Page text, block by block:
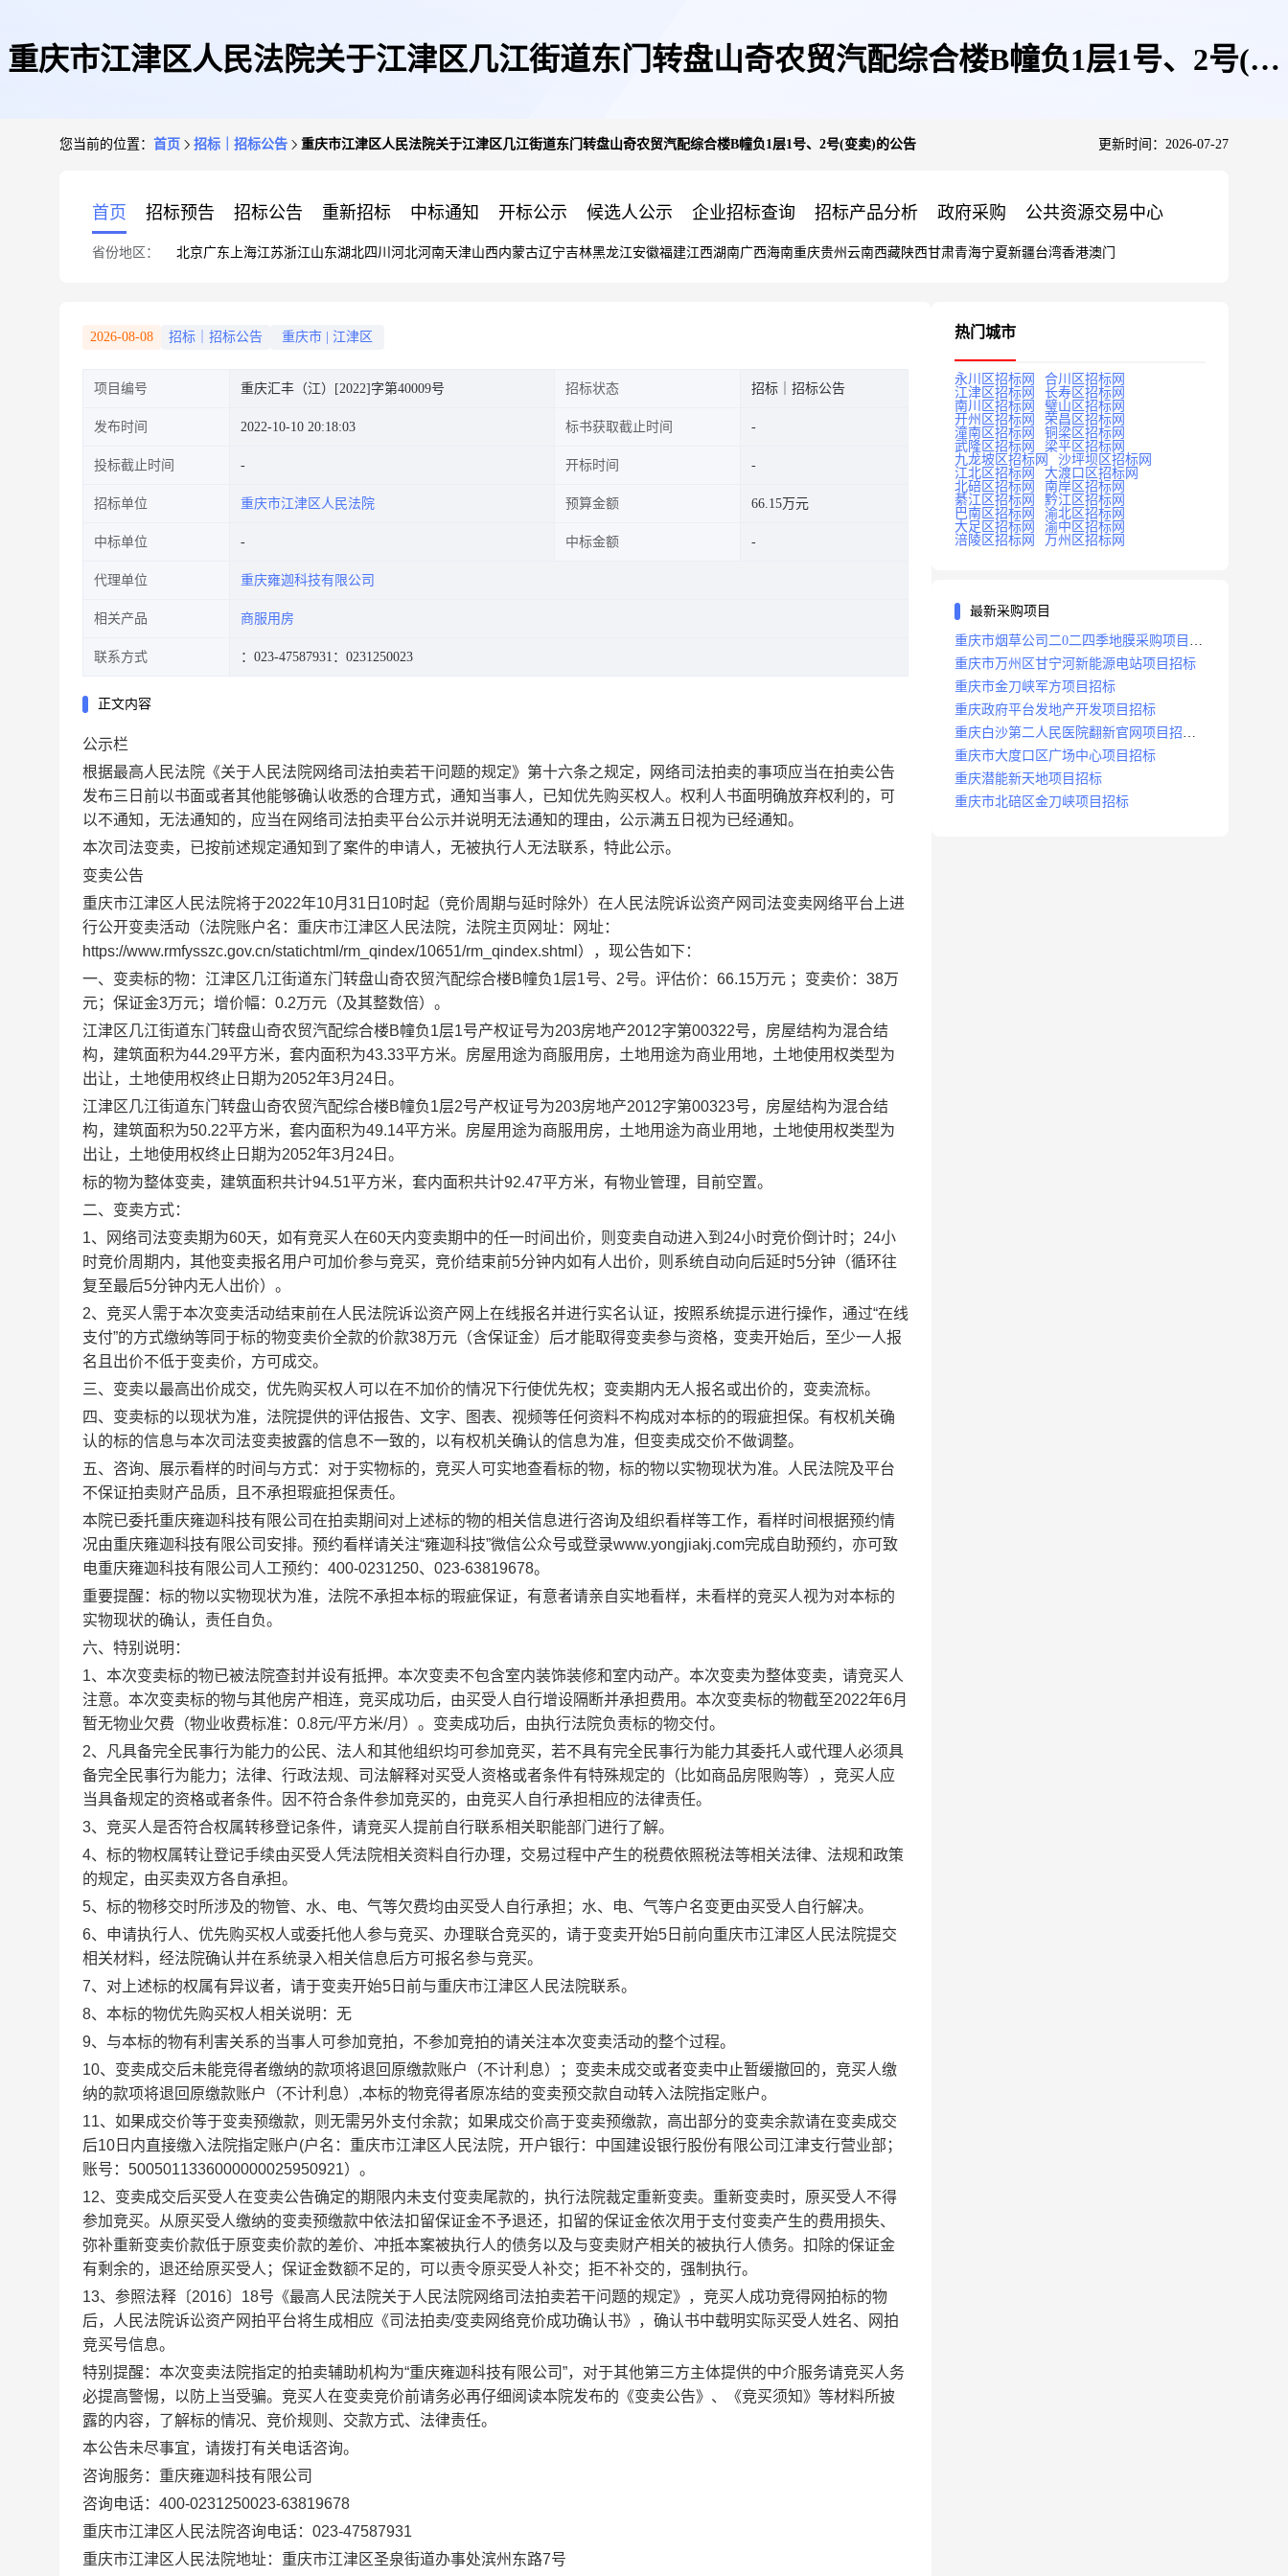
重庆市江津区人民法院关于江津区几江街道东门转盘山奇农贸汽配综合楼B幢负1层1号、2号(变
您当前的位置： 首页 招标｜招标公告 重庆市江津区人民法院关于江津区几江街道东门转盘山奇农贸汽配综合楼B幢负1层1号、2号(变卖)的公告 更新时间：2026-07-27
首页 招标预告 招标公告 重新招标 中标通知 开标公示 候选人公示 企业招标查询 招标产品分析 政府采购 公共资源交易中心
省份地区： 北京广东 上海江苏浙江山东湖北四川 河北河南天津山西内蒙古辽宁吉林黑龙江安徽福建江西湖南广西海南重庆贵州 云南西藏陕西甘肃青海宁夏新疆台湾香港澳门
2026-08-08 招标｜招标公告 重庆市 江津区
项目编号 重庆汇丰（江）[2022]字第40009号 招标状态 招标｜招标公告
发布时间 2022-10-10 20:18:03 标书获取截止时间
投标截止时间 开标时间
招标单位 重庆市江津区人民法院 预算金额 66.15万元
中标单位 中标金额
代理单位 重庆雍迦科技有限公司
相关产品 商服用房
联系方式 ：023-47587931 ：0231250023
正文内容
公示栏
根据最高人民法院《关于人民法院网络司法拍卖若干问题的规定》第十六条之规定，网络司法拍卖的事项应当在拍卖公告
发布三日前以书面或者其他能够确认收悉的合理方式，通知当事人，已知优先购买权人。权利人书面明确放弃权利的，可
以不通知，无法通知的，应当在网络司法拍卖平台公示并说明无法通知的理由，公示满五日视为已经通知。
本次司法变卖，已按前述规定通知到了案件的申请人， 无被执行人无法联系，特此公示。
变卖公告
重庆市江津区人民法院将于2022年10月 31 日 10时起 （竞价周期与延时除外）在人民法院诉讼资产网司法变卖网络平台上进
行公开变卖活动（法院账户名：重庆市江津区人民法院，法院主页网址：网址：
https://www.rmfysszc.gov.cn/statichtml/rm_qindex/10651/rm_qindex.shtml），现公告如下：
一、 变卖标的物：江津区几江街道东门转盘山奇农贸汽配综合楼B幢负1层1号、2号。 评估价： 66.15万元 ； 变卖价： 38万
元；保证金3万元；增价幅： 0.2万元（及其整数倍）。
江津区几江街道东门转盘山奇农贸汽配综合楼B幢负1层1号产权证号为203房地产2012字第00322号，房屋结构为混合结
构，建筑面积为44.29平方米，套内面积为43.33平方米。房屋用途为商服用房，土地用途为商业用地，土地使用权类型为
出让，土地使用权终止日期为2052年3月24日。
江津区几江街道东门转盘山奇农贸汽配综合楼B幢负1层2号产权证号为203房地产2012字第00323号，房屋结构为混合结
构，建筑面积为50.22平方米，套内面积为49.14平方米。房屋用途为商服用房，土地用途为商业用地，土地使用权类型为
出让，土地使用权终止日期为2052年3月24日 。
标的物为整体变卖，建筑面积共计94.51平方米，套内面积共计92.47平方米，有物业管理，目前空置。
二、变卖方式：
1、
网络司法变卖期为60天，如有竞买人在60天内变卖期中的任一时间出价，则变卖自动进入到24小时竞价倒计时；24小
时竞价周期内，其他变卖报名用户可加价参与竞买，竞价结束前5分钟内如有人出价，则系统自动向后延时5分钟（循环往
复至最后5分钟内无人出价）。
2、竞买人需于本次变卖活动结束前在人民法院诉讼资产网上在线报名并进行实名认证，按照系统提示进行操作，通过“在线
支付”的方式缴纳等同于标的物变卖价全款的价款38万元 （含保证金） 后才能取得变卖参与资格， 变卖开始后，
至少一人报
名且出价不低于变卖价，方可成交。
三、变卖以最高出价成交，优先购买权人可以在不加价的情况下行使优先权；变卖期内无人报名或出价的，变卖流标。
四、变卖标的以现状为准， 法 院提供的评估报告、文字、图表、视频等任何资料不构成对本标的的瑕疵担保。有权机关确
认的标的信息与本次司法变卖披露的信息不一致的，以有权机关确认的信息为准，但变卖成交价不做调整。
五、咨询、展示看样的时间与方式： 对于实物标的，竞买人可实地查看标的物，标的物以实物现状为准。人民法院及平台
不保证拍卖财产品质，且不承担瑕疵担保责任。
本院已委托重庆雍迦科技有限公司在拍卖期间对上述标的物的相关信息进行咨询及组织看样等工作，看样时间根据预约情
况由重庆雍迦科技有限公司安排。预约看样请关注“雍迦科技”微信公众号或登录www.yongjiakj.com完成自助预约，亦可致
电重庆雍迦科技有限公司人工预约：400-0231250、023-63819678。
重要提醒： 标的物以实物现状为准， 法 院不承担本标的瑕疵保证，有意者请亲自实地看样，未看样的竞买人视为对本标的
实物现状的确认，责任自负。
六、 特别说明：
1、本次变卖标的物已被法院查封并设有抵押。本次变卖不包含室内装饰装修和室内动产。本次变卖为整体变卖，请竞买人
注意。本次变卖标的物与其他房产相连，竞买成功后，由买受人自行增设隔断并承担费用。本次变卖标的物截至2022年6月
暂无物业欠费（物业收费标准：0.8元/平方米/月）。 变卖成功后，由执行法院负责标的物交付。
2、凡具备完全民事行为能力的公民、法人和其他组织均可参加竞买，若不具有完全民事行为能力其委托人或代理人必须具
备完全民事行为能力；法律、行政法规、司法解释对买受人资格或者条件有特殊规定的（比如商品房限购等），竞买人应
当具备规定的资格或者条件。因不符合条件参加竞买的，由竞买人自行承担相应的法律责任。
3、竞买人是否符合权属转移登记条件，请竞买人提前自行联系相关职能部门进行了解。
4、 标的物权属转让登记手续由买受人凭法院相关资料自行办理，交易过程中产生的税费依照税法等相关法律、 法规和政策
的规定，由买卖双方各自承担。
5、 标的物移交时所涉及的物管、水、电、气等欠费均由买受人自行承担 ； 水、电、气等户名变更由买受人自行解决。
6、申请执行人、优先购买权人或委托他人参与竞买、办理联合竞买的， 请于变卖开始5日 前向重庆市江津区人民法院提交
相关材料，经法院确认并在系统录入相关信息后方可报名参与竞买。
7、 对上述标的权属有异议者， 请于变卖开始5日 前与重庆市江津区人民法院联系。
8、 本标的物优先购买权人相关说明： 无
9、与本标的物有利害关系的当事人可参加竞拍，不参加竞拍的请关注本次变卖活动的整个过程。
10、变卖成交后未能竞得者缴纳的款项将退回原缴款账户（不计利息）；变卖未成交或者变卖中止暂缓撤回的，竞买人缴
纳的款项将退回原缴款账户（不计利息） ,本标的物竞得者原冻结的变卖预交款自动转入法院指定账户。
11、如果成交价等于变卖预缴款，则无需另外支付余款；如果成交价高于变卖预缴款，高出部分的变卖余款请在变卖成交
后10日内直接缴入法院指定账户(户名：重庆市江津区人民法院，开户银行：中国建设银行股份有限公司江津支行营业部；
账号： 5005011336000000025950921）。
12、变卖成交后买受人在变卖公告确定的期限内未支付变卖尾款的，执行法院裁定重新变卖。重新变卖时，原买受人不得
参加竞买。从原买受人缴纳的变卖预缴款中依法扣留保证金不予退还，扣留的保证金依次用于支付变卖产生的费用损失、
弥补重新变卖价款低于原变卖价款的差价、冲抵本案被执行人的债务以及与变卖财产相关的被执行人债务。 扣除的保证金
有剩余的，退还给原买受人；保证金数额不足的，可以责令原买受人补交；拒不补交的，强制执行。
13、参照法释〔2016〕18号《最高人民法院关于人民法院网络司法拍卖若干问题的规定》，竞买人成功竞得网拍标的物
后，人民法院诉讼资产网拍平台将生成相应《司法拍卖/变卖网络竞价成功确认书》，确认书中载明实际买受人姓名、网拍
竞买号信息。
特别提醒： 本次变卖法院指定的拍卖辅助机构为“重庆雍迦科技有限公司”，对于其他第三方主体提供的中介服务请竞买人务
必提高警惕，以防上当受骗。 竞买人在变卖竞价前请务必再仔细阅读本院发布的《变卖公告》、《竞买须知》等材料所披
露的内容，了解标的情况、竞价规则、交款方式、法律责任。
本公告未尽事宜，请拨打有关电话咨询。
咨询服务：重庆雍迦科技有限公司
咨询电话： 400-0231250023-63819678
重庆市江津区人民法院咨询电话： 023-47587931
重庆市江津区人民法院地址：重庆市江津区圣泉街道办事处滨州东路7号
热门城市
永川区招标网
合川区招标网
江津区招标网
长寿区招标网
南川区招标网
璧山区招标网
开州区招标网
荣昌区招标网
潼南区招标网
铜梁区招标网
武隆区招标网
梁平区招标网
九龙坡区招标网
沙坪坝区招标网
江北区招标网
大渡口区招标网
北碚区招标网
南岸区招标网
綦江区招标网
黔江区招标网
巴南区招标网
渝北区招标网
大足区招标网
渝中区招标网
涪陵区招标网
万州区招标网
最新采购项目
重庆市烟草公司二0二四季地膜采购项目招
标公告
重庆市万州区甘宁河新能源电站项目招标
重庆市金刀峡军方项目招标
重庆政府平台发地产开发项目招标
重庆白沙第二人民医院翻新官网项目招标
公告
重庆市大度口区广场中心项目招标
重庆潜能新天地项目招标
重庆市北碚区金刀峡项目招标